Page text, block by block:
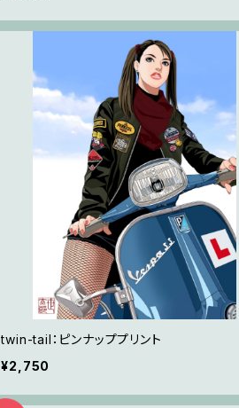
twin-tail：ピンナッププリント
¥2,750